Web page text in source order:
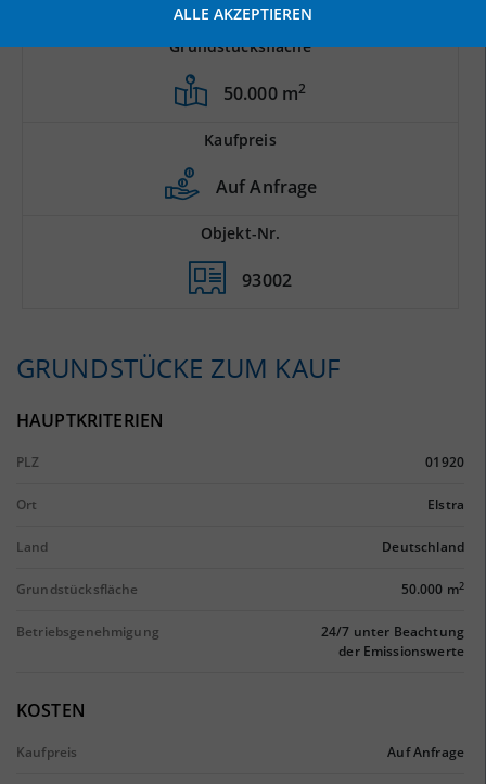
Grundstücksfläche
50.000 m2
Kaufpreis
Auf Anfrage
Objekt-Nr.
93002
GRUNDSTÜCKE ZUM KAUF
HAUPTKRITERIEN
PLZ 01920
Ort Elstra
Land Deutschland
Grundstücksfläche 50.000 m2
Betriebsgenehmigung
24/7 unter Beachtung
der Emissionswerte
KOSTEN
Kaufpreis Auf Anfrage
ALLE AKZEPTIEREN